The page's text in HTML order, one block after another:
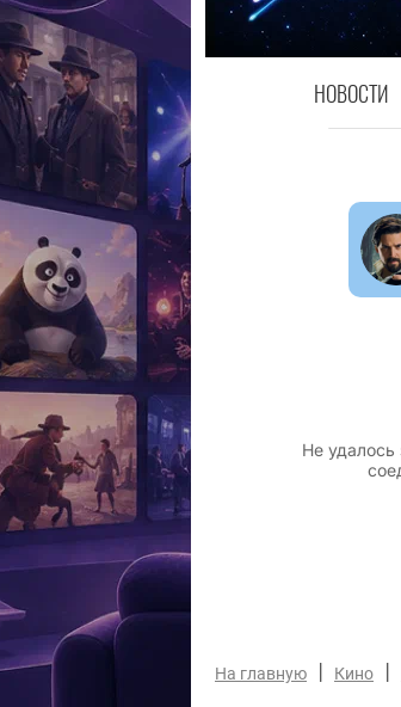
НОВОСТИ
На главную | Кино |